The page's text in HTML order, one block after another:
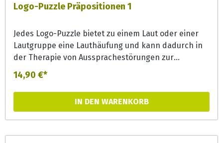
Logo-Puzzle Präpositionen 1
Jedes Logo-Puzzle bietet zu einem Laut oder einer
Lautgruppe eine Lauthäufung und kann dadurch in
der Therapie von Aussprachestörungen zur
Lautgeneralisierung effizient eingesetzt werden.
Aber auch in der Förderung bieten die Puzzles bunte
Erzählanlässe und können zur
Phonemsensibilisierung und Wortschatzerweiterung
14,90 €*
IN DEN WARENKORB